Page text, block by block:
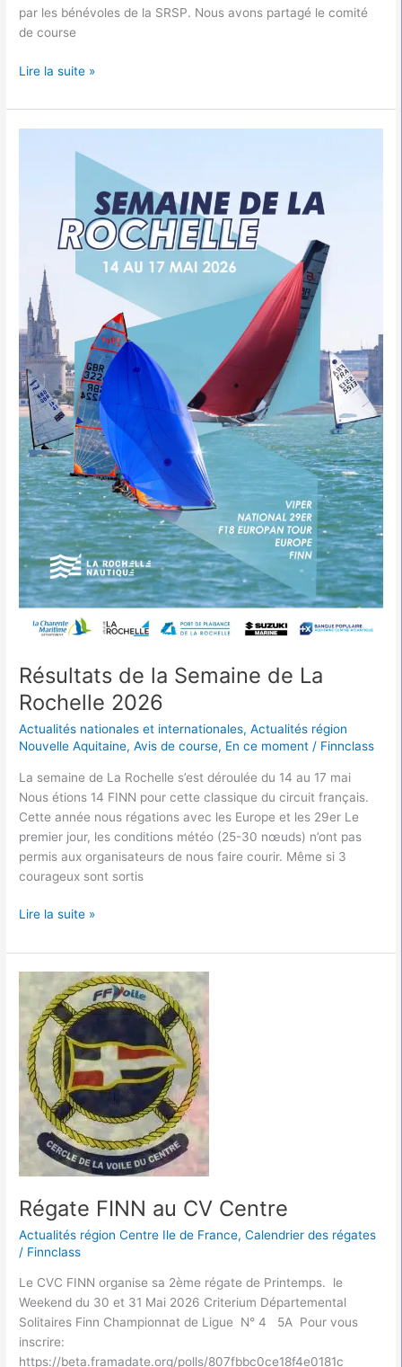
par les bénévoles de la SRSP. Nous avons partagé le comité
de course
Lire la suite »
Résultats de la Semaine de La
Rochelle 2026
Actualités nationales et internationales,Actualités région
Nouvelle Aquitaine,Avis de course, En ce moment / Finnclass
La semaine de La Rochelle s’est déroulée du 14 au 17 mai
Nous étions 14 FINN pour cette classique du circuit français.
Cette année nous régations avec les Europe et les 29er Le
premier jour, les conditions météo (25-30 nœuds) n’ont pas
permis aux organisateurs de nous faire courir. Même si 3
courageux sont sortis
2026
Lire la suite »
Régate FINN au CV Centre
Actualités région Centre Ile de France,Calendrier des régates
/ Finnclass
Le CVC FINN organise sa 2ème régate de Printemps. le
Weekend du 30 et 31 Mai 2026 Criterium Départemental
Solitaires Finn Championnat de Ligue N° 4 5A Pour vous
inscrire:
https://beta.framadate.org/polls/807fbbc0ce18f4e0181c
CV
Centre